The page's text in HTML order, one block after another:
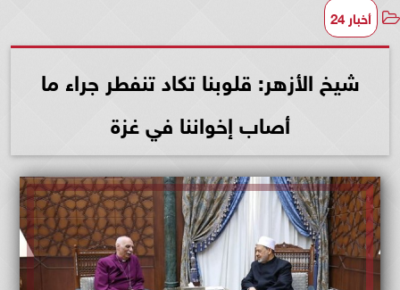
أخبار 24
شيخ الأزهر: قلوبنا تكاد تنفطر جراء ما
أصاب إخواننا في غزة